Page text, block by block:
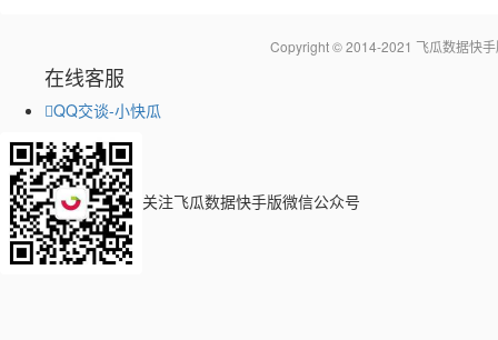
Copyright © 2014-2021 飞瓜数据快
在线客服
QQ交谈-小快瓜
关注飞瓜数据快手版微信公众号